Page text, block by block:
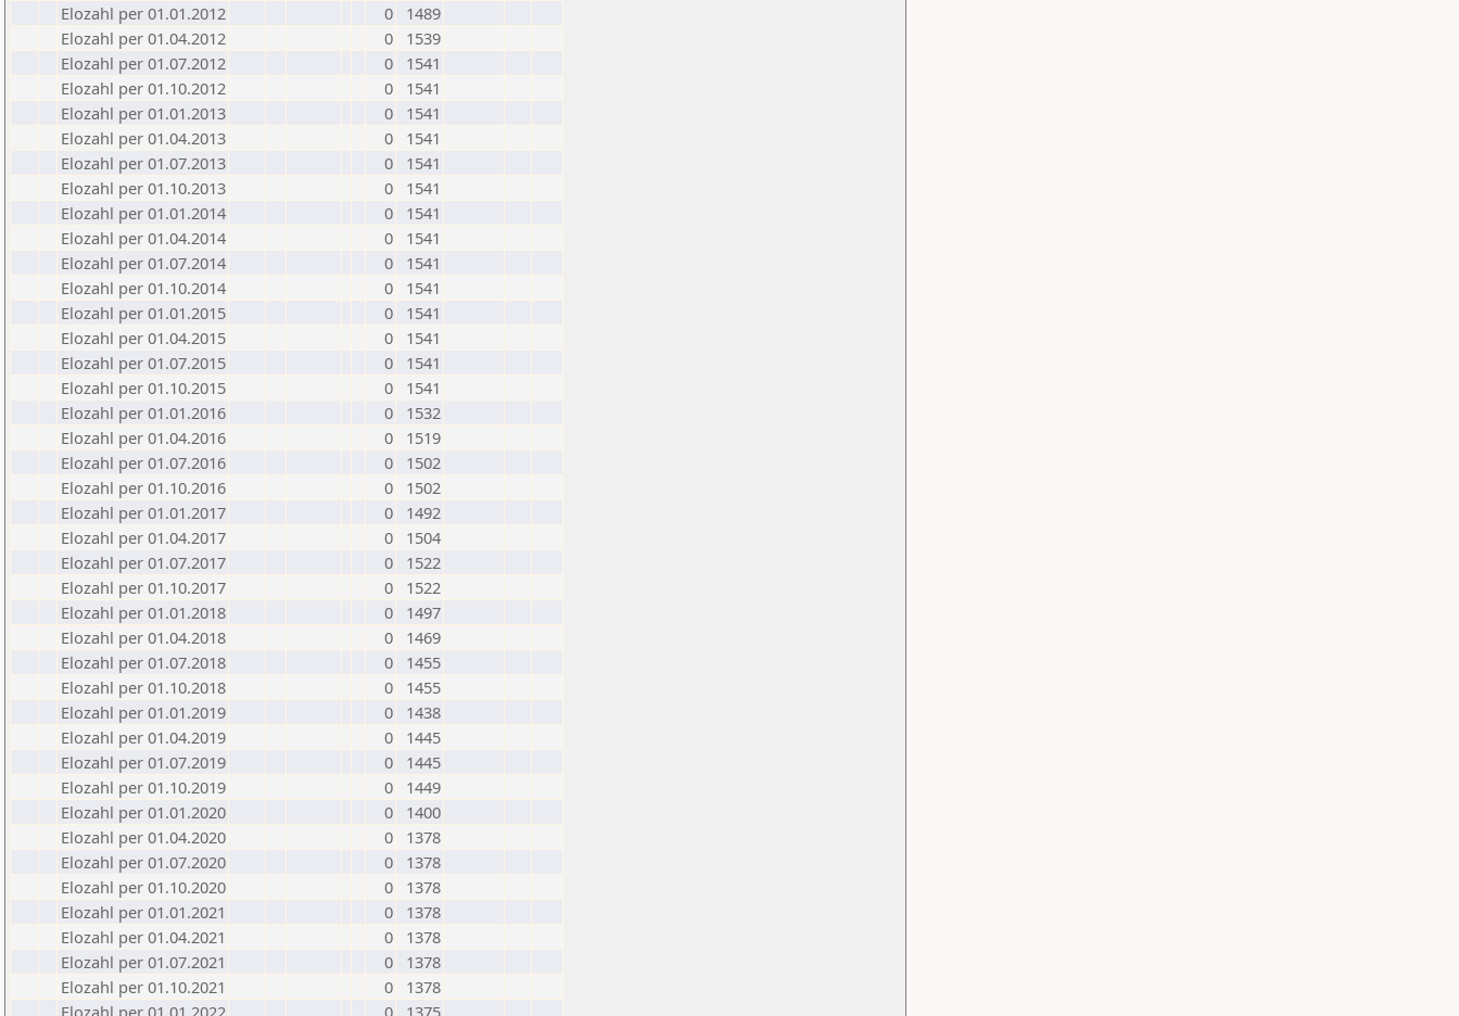
Elozahl per 01.01.2012
0
1489
Elozahl per 01.04.2012
0
1539
Elozahl per 01.07.2012
0
1541
Elozahl per 01.10.2012
0
1541
Elozahl per 01.01.2013
0
1541
Elozahl per 01.04.2013
0
1541
Elozahl per 01.07.2013
0
1541
Elozahl per 01.10.2013
0
1541
Elozahl per 01.01.2014
0
1541
Elozahl per 01.04.2014
0
1541
Elozahl per 01.07.2014
0
1541
Elozahl per 01.10.2014
0
1541
Elozahl per 01.01.2015
0
1541
Elozahl per 01.04.2015
0
1541
Elozahl per 01.07.2015
0
1541
Elozahl per 01.10.2015
0
1541
Elozahl per 01.01.2016
0
1532
Elozahl per 01.04.2016
0
1519
Elozahl per 01.07.2016
0
1502
Elozahl per 01.10.2016
0
1502
Elozahl per 01.01.2017
0
1492
Elozahl per 01.04.2017
0
1504
Elozahl per 01.07.2017
0
1522
Elozahl per 01.10.2017
0
1522
Elozahl per 01.01.2018
0
1497
Elozahl per 01.04.2018
0
1469
Elozahl per 01.07.2018
0
1455
Elozahl per 01.10.2018
0
1455
Elozahl per 01.01.2019
0
1438
Elozahl per 01.04.2019
0
1445
Elozahl per 01.07.2019
0
1445
Elozahl per 01.10.2019
0
1449
Elozahl per 01.01.2020
0
1400
Elozahl per 01.04.2020
0
1378
Elozahl per 01.07.2020
0
1378
Elozahl per 01.10.2020
0
1378
Elozahl per 01.01.2021
0
1378
Elozahl per 01.04.2021
0
1378
Elozahl per 01.07.2021
0
1378
Elozahl per 01.10.2021
0
1378
Elozahl per 01.01.2022
0
1375